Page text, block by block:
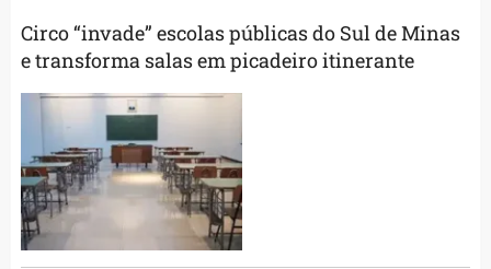
Circo “invade” escolas públicas do Sul de Minas
e transforma salas em picadeiro itinerante